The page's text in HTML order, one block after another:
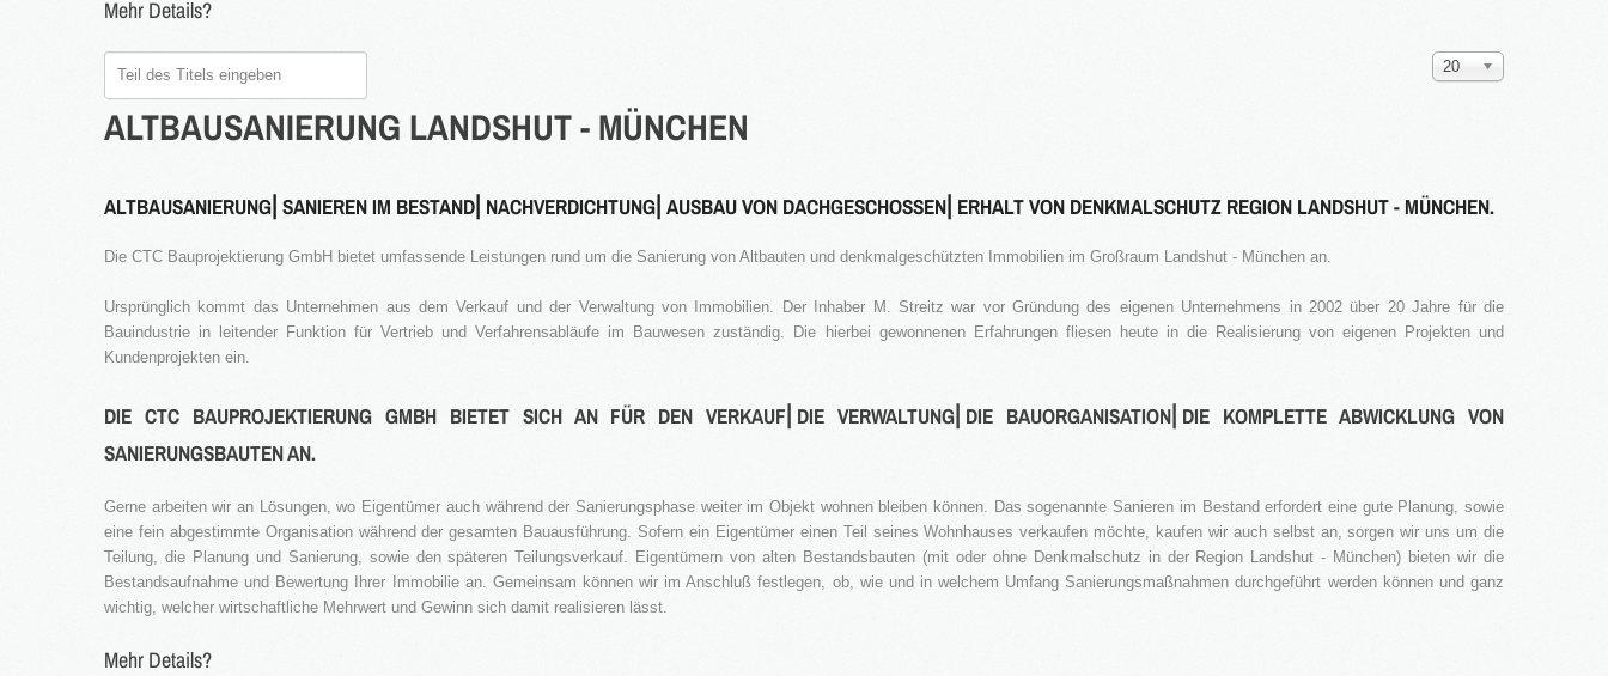
Mehr Details?
Titels
eingeben
Anzeige
#
20
ALTBAUSANIERUNG LANDSHUT- MÜNCHEN
ALTBAUSANIERUNG⎜SANIEREN IM BESTAND⎜NACHVERDICHTUNG⎜AUSBAU VON DACHGESCHOSSEN⎜ERHALT VON DENKMALSCHUTZ REGION LANDSHUT - MÜNCHEN.
Die CTC Bauprojektierung GmbH bietet umfassende Leistungen rund um die Sanierung von Altbauten und denkmalgeschützten Immobilien im Großraum Landshut - München an.
Ursprünglich kommt das Unternehmen aus dem Verkauf und der Verwaltung von Immobilien. Der Inhaber M. Streitz war vor Gründung des eigenen Unternehmens in 2002 über 20 Jahre für die
Bauindustrie in leitender Funktion für Vertrieb und Verfahrensabläufe im Bauwesen zuständig. Die hierbei gewonnenen Erfahrungen fliesen heute in die Realisierung von eigenen Projekten und
Kundenprojekten ein.
DIE CTC BAUPROJEKTIERUNG GMBH BIETET SICH AN FÜR DEN VERKAUF⎜DIE VERWALTUNG⎜DIE BAUORGANISATION⎜DIE KOMPLETTE ABWICKLUNG VON
SANIERUNGSBAUTEN AN.
Gerne arbeiten wir an Lösungen, wo Eigentümer auch während der Sanierungsphase weiter im Objekt wohnen bleiben können. Das sogenannte Sanieren im Bestand erfordert eine gute Planung, sowie
eine fein abgestimmte Organisation während der gesamten Bauausführung. Sofern ein Eigentümer einen Teil seines Wohnhauses verkaufen möchte, kaufen wir auch selbst an, sorgen wir uns um die
Teilung, die Planung und Sanierung, sowie den späteren Teilungsverkauf. Eigentümern von alten Bestandsbauten (mit oder ohne Denkmalschutz in der Region Landshut - München) bieten wir die
Bestandsaufnahme und Bewertung Ihrer Immobilie an. Gemeinsam können wir im Anschluß festlegen, ob, wie und in welchem Umfang Sanierungsmaßnahmen durchgeführt werden können und ganz
wichtig, welcher wirtschaftliche Mehrwert und Gewinn sich damit realisieren lässt.
Mehr Details?